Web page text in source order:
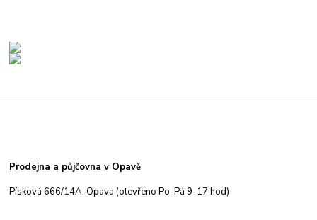
Prodejna a půjčovna v Opavě
Písková 666/14A, Opava (otevřeno Po-Pá 9-17 hod)